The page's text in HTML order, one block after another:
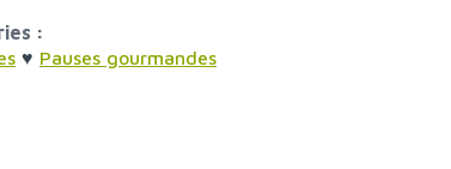
:
♥ Pauses gourmandes